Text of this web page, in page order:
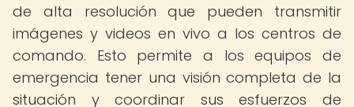
de alta resolución que pueden transmitir
imágenes y videos en vivo a los centros de
comando. Esto permite a los equipos de
emergencia tener una visión completa de la
situación y coordinar sus esfuerzos de